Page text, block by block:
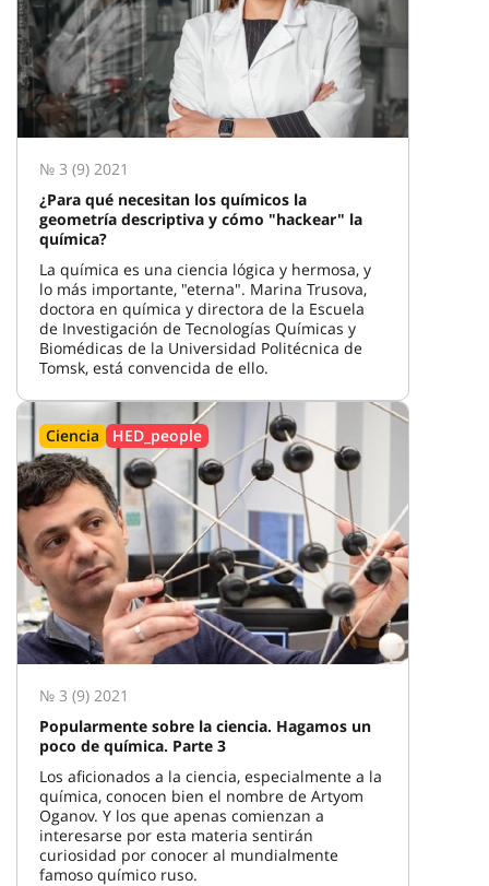
№ 3 (9) 2021
¿Para qué necesitan los químicos la
geometría descriptiva y cómo "hackear" la
química?
La química es una ciencia lógica y hermosa, y
lo más importante, "eterna". Marina Trusova,
doctora en química y directora de la Escuela
de Investigación de Tecnologías Químicas y
Biomédicas de la Universidad Politécnica de
Tomsk, está convencida de ello.
Ciencia HED_people
№ 3 (9) 2021
Popularmente sobre la ciencia. Hagamos un
poco de química. Parte 3
Los aficionados a la ciencia, especialmente a la
química, conocen bien el nombre de Artyom
Oganov. Y los que apenas comienzan a
interesarse por esta materia sentirán
curiosidad por conocer al mundialmente
famoso químico ruso.